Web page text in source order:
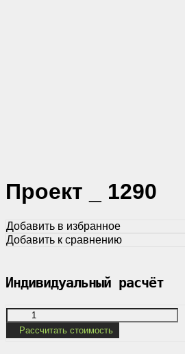
Проект _ 1290
Добавить в избранное
Добавить к сравнению
Индивидуальный расчёт
Рассчитать стоимость